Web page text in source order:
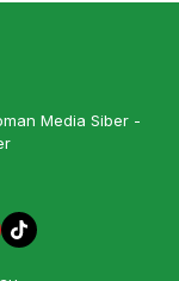
Media Siber